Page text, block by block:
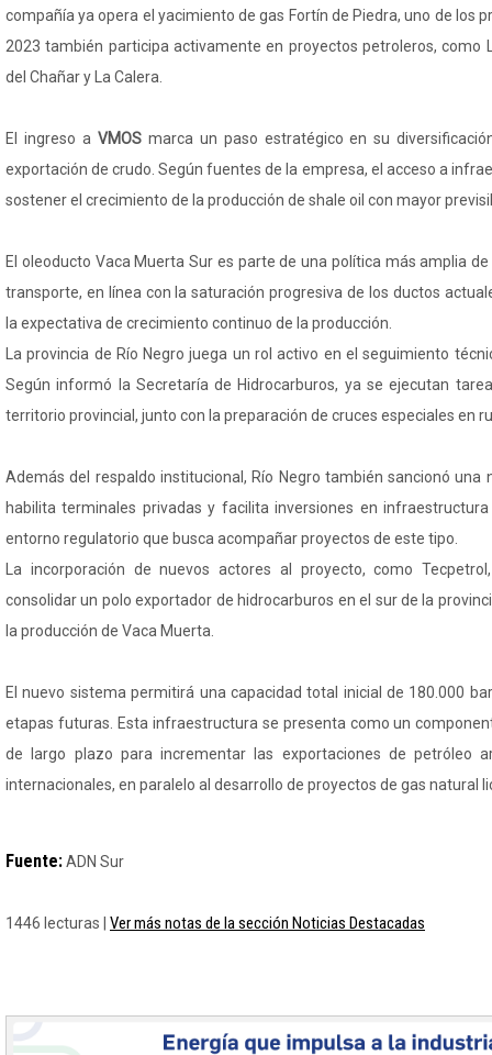
compañía ya opera el yacimiento de gas Fortín de Piedra, uno de los
2023 también participa activamente en proyectos petroleros, como
del Chañar y La Calera.
El ingreso a VMOS marca un paso estratégico en su
exportación de crudo. Según fuentes de la empresa, el acceso a
sostener el crecimiento de la producción de shale oil con mayor
El oleoducto Vaca Muerta Sur es parte de una política más amplia
transporte, en línea con la saturación progresiva de los ductos
la expectativa de crecimiento continuo de la producción.
La provincia de Río Negro juega un rol activo en el seguimiento
Según informó la Secretaría de Hidrocarburos, ya se ejecutan
territorio provincial, junto con la preparación de cruces especiales en
Además del respaldo institucional, Río Negro también sancionó una
habilita terminales privadas y facilita inversiones en
entorno regulatorio que busca acompañar proyectos de este tipo.
La incorporación de nuevos actores al proyecto, como
consolidar un polo exportador de hidrocarburos en el sur de la
la producción de Vaca Muerta.
El nuevo sistema permitirá una capacidad total inicial de 180.000
etapas futuras. Esta infraestructura se presenta como un
de largo plazo para incrementar las exportaciones de petróleo
internacionales, en paralelo al desarrollo de proyectos de gas natural
Fuente:ADN Sur
1446 lecturas | Ver más notas de la sección Noticias Destacadas